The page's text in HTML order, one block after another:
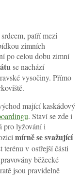
patří mezi
zimních
po celou dobu zimní
se nachází
vysočiny. Přímo
mající kaskádový
. Staví se zde i
pro lyžování i
mírně se svažující
v ostřejší části
běžecké
jsou pravidelně